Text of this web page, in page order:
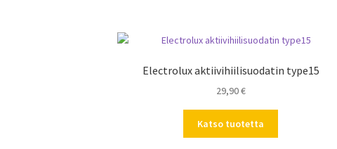
Electrolux aktiivihiilisuodatin type15
29,90€
Katso tuotetta